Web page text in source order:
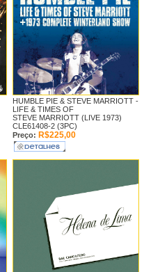
HUMBLE PIE & STEVE MARRIOTT -
LIFE & TIMES OF
STEVE MARRIOTT (LIVE 1973)
CLE61408-2 (3PC)
Preço: R$225,00